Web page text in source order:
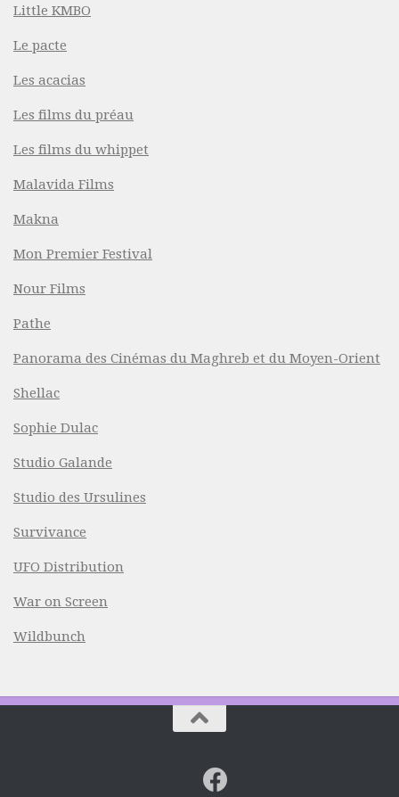
Little KMBO
Le pacte
Les acacias
Les films du préau
Les films du whippet
Malavida Films
Makna
Mon Premier Festival
Nour Films
Pathe
Panorama des Cinémas du Maghreb et du Moyen-Orient
Shellac
Sophie Dulac
Studio Galande
Studio des Ursulines
Survivance
UFO Distribution
War on Screen
Wildbunch